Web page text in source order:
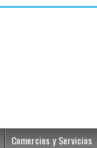
Comercios y Servicios